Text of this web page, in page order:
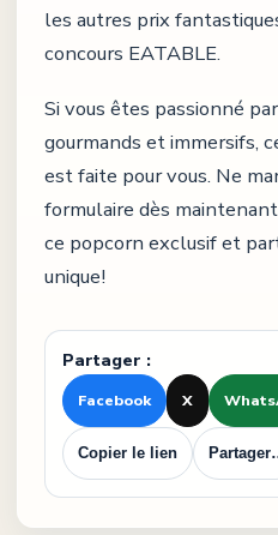
les autres prix
concours EATABLE.
Si vous êtes passionné
gourmands et immersifs,
est faite pour vous. Ne
formulaire dès
ce popcorn exclusif et
unique!
Partager :
Facebook X
Copier le lien